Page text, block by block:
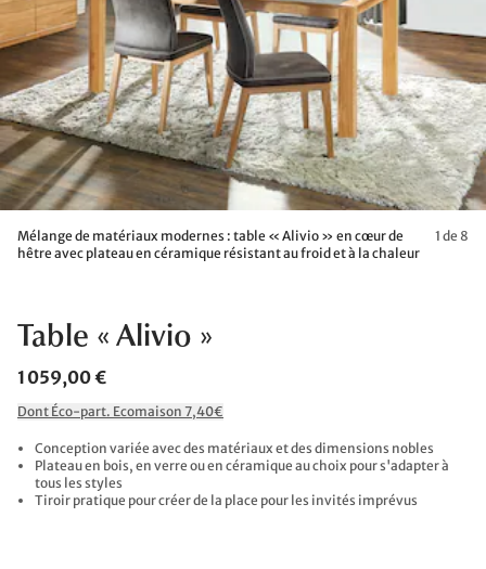
Mélange de matériaux modernes : table « Alivio » en cœur de
hêtre avec plateau en céramique résistant au froid et à la chaleur
1 de 8
Table « Alivio »
1 059,00 €
Dont Éco-part. Ecomaison 7,40€
Conception variée avec des matériaux et des dimensions nobles
Plateau en bois, en verre ou en céramique au choix pour s'adapter à
tous les styles
Tiroir pratique pour créer de la place pour les invités imprévus